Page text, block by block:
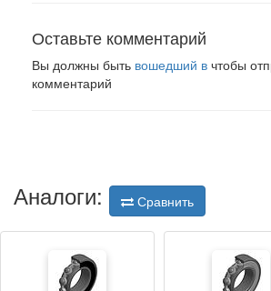
Оставьте комментарий
Вы должны быть вошедший в чтобы
комментарий
Аналоги: Сравнить